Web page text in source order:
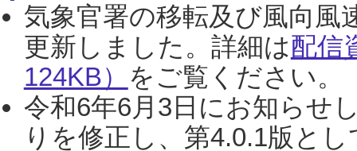
気象官署の移転及び風向風
更新しました。詳細は配信
124KB） をご覧ください。
令和6年6月3日にお知らせ
りを修正し、第4.0.1版と